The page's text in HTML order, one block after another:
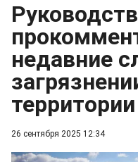
26 сентября 2025 12:34
недавние